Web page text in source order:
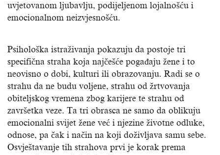
uvjetovanom ljubavlju, podijeljenom lojalnošću i
emocionalnom neizvjesnošću.
Psihološka istraživanja pokazuju da postoje tri
specifična straha koja najčešće pogađaju žene i to
neovisno o dobi, kulturi ili obrazovanju. Radi se o
strahu da ne budu voljene, strahu od žrtvovanja
obiteljskog vremena zbog karijere te strahu od
završetka veze. Ta tri obrasca ne samo da oblikuju
emocionalni svijet žene već i njezine životne odluke,
odnose, pa čak i način na koji doživljava samu sebe.
Osvještavanje tih strahova prvi je korak prema